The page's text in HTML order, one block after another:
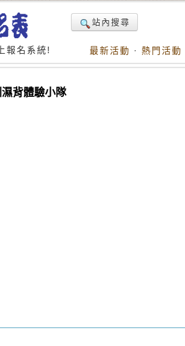
報名系統!
站內搜尋
最新活動 · 熱門活動
濕背體驗小隊